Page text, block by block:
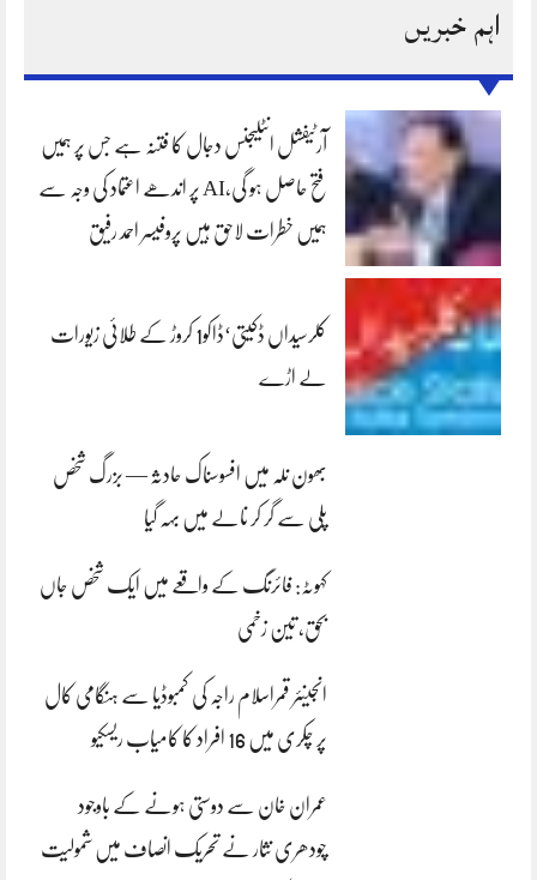
اہم خبریں
آرٹیفشل انٹلیجنس دجال کا فتنہ ہے جس پر ہمیں
فتح حاصل ہو گی،AI پر اندھے اعتماد کی وجہ سے
ہمیں خطرات لاحق ہیں پروفیسر احمد رفیق
کلرسیداں ڈکیتی‘ڈاکو1 کروڑ کے طلائی زیورات
لے اڑے
بھون نلہ میں افسوسناک حادثہ — بزرگ شخص
پلی سے گر کر نالے میں بہہ گیا
کہوٹہ: فائرنگ کے واقعے میں ایک شخص جاں
بحق، تین زخمی
انجینئر قمراسلام راجہ کی کمبوڈیا سے ہنگامی کال
پر چکری میں 16 افراد کا کامیاب ریسکیو
عمران خان سے دوستی ہونے کے باوجود
چودھری نثار نے تحریک انصاف میں شمولیت